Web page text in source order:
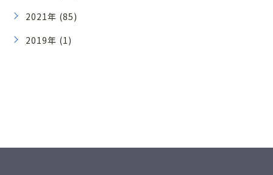
2021年 (85)
2019年 (1)